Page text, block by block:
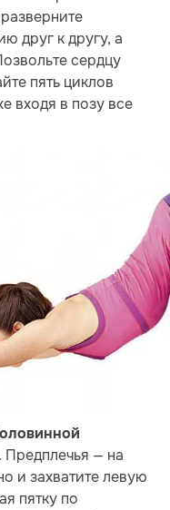
друг к другу, а
сердцу
пять циклов
входя в позу все
Предплечья — на
и захватите левую
пятку по